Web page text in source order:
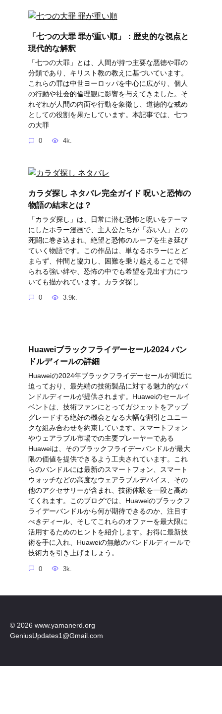
「七つの大罪 罪が重い順」：歴史的な視点と
現代的な解釈
「七つの大罪」とは、人間が持つ主要な悪徳や罪の
分類であり、キリスト教の教えに基づいています。
これらの罪は中世ヨーロッパを中心に広がり、個人
の行動や社会的倫理観に影響を与えてきました。そ
れぞれが人間の内面や行動を象徴し、道徳的な戒め
としての役割を果たしています。本記事では、七つ
の大罪
0 4k.
カラダ探し ネタバレ完全ガイド 呪いと恐怖の
物語の結末とは？
「カラダ探し」は、日常に潜む恐怖と呪いをテーマ
にしたホラー漫画で、主人公たちが「赤い人」との
死闘に巻き込まれ、絶望と恐怖のループを生き延び
ていく物語です。この作品は、単なるホラーにとど
まらず、仲間と協力し、困難を乗り越えることで得
られる強い絆や、恐怖の中でも希望を見出す力につ
いても描かれています。カラダ探し
0 3.9k.
Huaweiブラックフライデーセール2024 バン
ドルディールの詳細
Huaweiの2024年ブラックフライデーセールが間近に
迫っており、最先端の技術製品に対する魅力的なバ
ンドルディールが提供されます。Huaweiのセールイ
ベントは、技術ファンにとってガジェットをアップ
グレードする絶好の機会となる大幅な割引とユニー
クな組み合わせを約束しています。スマートフォン
やウェアラブル市場での主要プレーヤーである
Huaweiは、そのブラックフライデーバンドルが最大
限の価値を提供できるよう工夫されています。これ
らのバンドルには最新のスマートフォン、スマート
ウォッチなどの高度なウェアラブルデバイス、その
他のアクセサリーが含まれ、技術体験を一段と高め
てくれます。このブログでは、Huaweiのブラックフ
ライデーバンドルから何が期待できるのか、注目す
べきディール、そしてこれらのオファーを最大限に
活用するためのヒントを紹介します。お得に最新技
術を手に入れ、Huaweiの無敵のバンドルディールで
技術力を引き上げましょう。
0 3k.
© 2026 www.yamanerd.org
GeniusUpdates1@Gmail.com